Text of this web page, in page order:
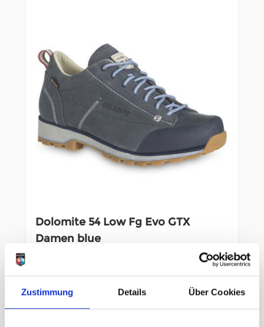
Zustimmung Details Über Cookies
Dolomite 54 Low Fg Evo GTX
Damen blue
143,96 €